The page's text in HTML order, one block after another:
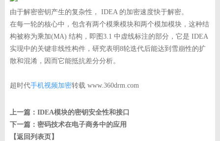
由于解密密钥产生的复杂性， IDEA 的加密速度快于解密。
在每一轮的核心中，包含有两个模乘模块和两个模加模块，这种结
构被称为乘加(MA) 结构，即图3.1 中虚线标注的部分，它是 IDEA
实现中的关键非线性构件，研究表明8轮迭代后能达到雪崩性的扩
散和混淆，因而它能抵抗差分分析。
超时代手机视频加密转载 www.360drm.com
上一篇： IDEA模块的密钥安全性和接口
下一篇： 密码技术在电子商务中的应用
【返回列表页】